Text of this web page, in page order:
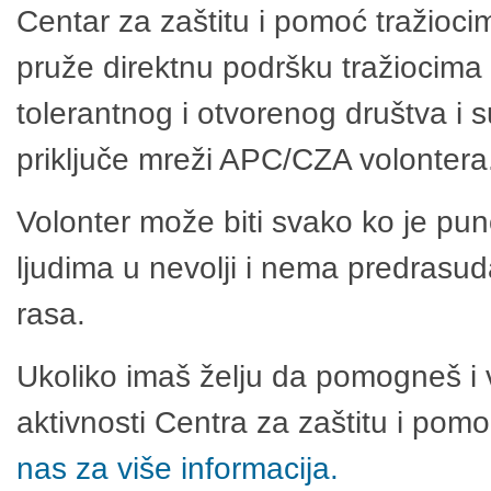
Centar za zaštitu i pomoć
pruže direktnu podršku
tolerantnog i otvorenog društva i
priključe mreži APC/CZA
Volonter može biti svako ko je
ljudima u nevolji i nema
rasa.
Ukoliko imaš želju da pomogneš
aktivnosti Centra za zaštitu i
nas za više informacija.